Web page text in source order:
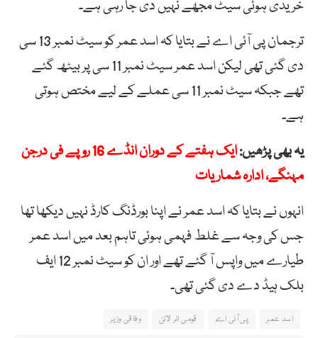
خریدی ہوئی سیٹ مجھے نہیں دی جا رہی ہے۔
ترجمان پی آئی اے نے بتایا کہ اسد عمر کو سیٹ نمبر 13 سی
دی گئی تھی لیکن اسد عمر سیٹ نمبر 11 سی پر بیٹھ گئے
تھے جبکہ سیٹ نمبر 11 سی عملے کے لیے مختص ہوتی
ہے۔
یہ بھی پڑھیں:
ایک ہفتے کے دوران انڈے 16 روپے فی درجن
مہنگے، ادارہ شماریات
انہوں نے بتایا کہ اسد عمر نے اپنا بورڈنگ کارڈ نہیں دیکھا تھا
جس کی وجہ سے غلط فہمی ہوئی تاہم بعد میں اسد عمر
طیارے میں واپس آ گئے تھے اور ان کو سیٹ نمبر 12 ایف
بلک ہیڈ دے دی گئی تھی۔
اسد عمر پی آئی اے قومی ائر لائن وفاقی وزیر